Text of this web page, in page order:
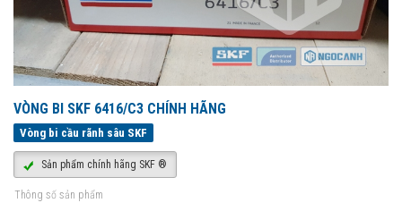
VÒNG BI SKF 6416/C3 CHÍNH HÃNG
Vòng bi cầu rãnh sâu SKF
Sản phẩm chính hãng SKF ®
Thông số sản phẩm